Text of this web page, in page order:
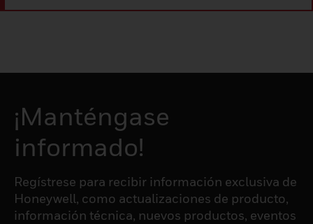
¡Manténgase
informado!
Regístrese para recibir información exclusiva de
Honeywell, como actualizaciones de producto,
información técnica, nuevos productos, eventos